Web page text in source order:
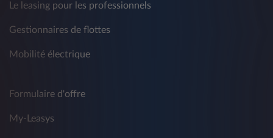
Le leasing pour les professionnels
Gestionnaires de flottes
Mobilité électrique
Formulaire d'offre
My-Leasys